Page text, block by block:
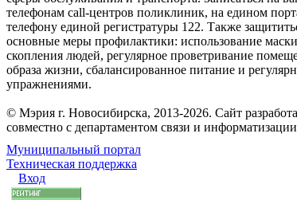
телефонам call-центров поликлиник, на едином
телефону единой регистратуры 122. Также
основные меры профилактики: использование
скопления людей, регулярное проветривание
образа жизни, сбалансированное питание и
упражнениями.
© Мэрия г. Новосибирска, 2013-2026. Сайт
совместно с департаментом связи и
Муниципальный портал
Техническая поддержка
Вход